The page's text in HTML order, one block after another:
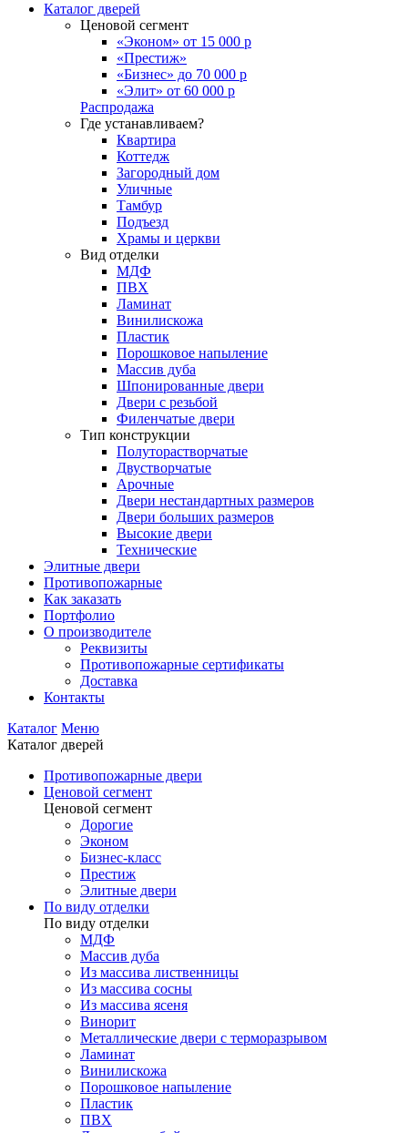
Каталог дверей
Ценовой сегмент
«Эконом» от 15 000 р
«Престиж»
«Бизнес» до 70 000 р
«Элит» от 60 000 р
Распродажа
Где устанавливаем?
Квартира
Коттедж
Загородный дом
Уличные
Тамбур
Подъезд
Храмы и церкви
Вид отделки
МДФ
ПВХ
Ламинат
Винилискожа
Пластик
Порошковое напыление
Массив дуба
Шпонированные двери
Двери с резьбой
Филенчатые двери
Тип конструкции
Полуторастворчатые
Двустворчатые
Арочные
Двери нестандартных размеров
Двери больших размеров
Высокие двери
Технические
Элитные двери
Противопожарные
Как заказать
Портфолио
О производителе
Реквизиты
Противопожарные сертификаты
Доставка
Контакты
Каталог Меню
Каталог дверей
Противопожарные двери
Ценовой сегмент
Ценовой сегмент
Дорогие
Эконом
Бизнес-класс
Престиж
Элитные двери
По виду отделки
По виду отделки
МДФ
Массив дуба
Из массива лиственницы
Из массива сосны
Из массива ясеня
Винорит
Металлические двери с терморазрывом
Ламинат
Винилискожа
Порошковое напыление
Пластик
ПВХ